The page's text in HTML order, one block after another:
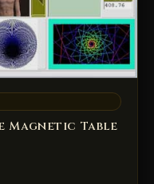
Magnetic Table